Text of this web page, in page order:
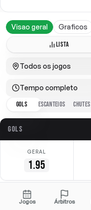
Visao geral Graficos
LISTA
Todos os jogos
Tempo completo
GOLS
ESCANTEIOS CHUTES
GOLS
GERAL
1.95
Casa
Jogos Árbitros